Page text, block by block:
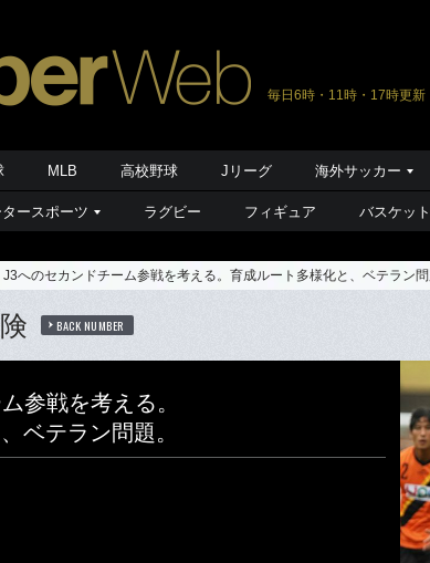
毎日6時・11時・17時更新
MLB 高校野球 Jリーグ 海外サッカー
ースポーツ ラグビー フィギュア バスケッ
J3へのセカンドチーム参戦を考える。育成ルート多様化と、ベテラン問
BACK NUMBER
参戦を考える。
ベテラン問題。